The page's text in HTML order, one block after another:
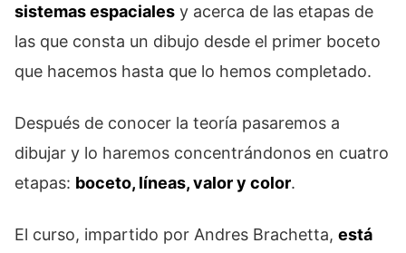
sistemas espaciales y acerca de las etapas de
las que consta un dibujo desde el primer boceto
que hacemos hasta que lo hemos completado.
Después de conocer la teoría pasaremos a
dibujar y lo haremos concentrándonos en cuatro
etapas: boceto, líneas, valor y color.
El curso, impartido por Andres Brachetta, está